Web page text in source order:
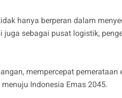
hanya berperan dalam
sebagai pusat logistik,
mempercepat pemerataan
Indonesia Emas 2045.